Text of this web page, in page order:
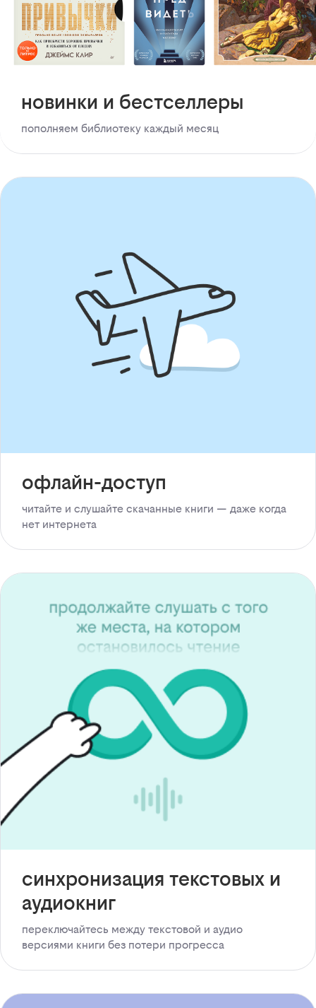
новинки и бестселлеры
пополняем библиотеку каждый месяц
офлайн-доступ
читайте и слушайте скачанные книги — даже когда
нет интернета
синхронизация текстовых и
аудиокниг
переключайтесь между текстовой и аудио
версиями книги без потери прогресса